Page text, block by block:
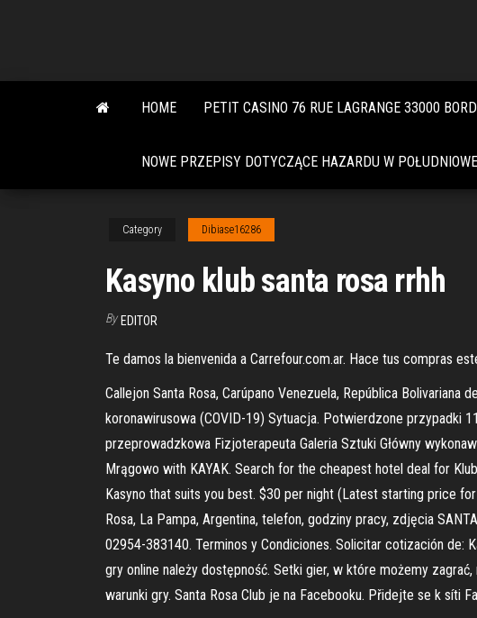
content
HOME PETIT CASINO 76 RUE LAGRANGE 33000
NOWE PRZEPISY DOTYCZĄCE HAZARDU W
Category Dibiase16286
Kasyno klub santa rosa rrhh
By EDITOR
Te damos la bienvenida a Carrefour.com.ar. Hace tus compras
Callejon Santa Rosa, Carúpano Venezuela, República
koronawirusowa (COVID-19) Sytuacja. Potwierdzone przypadki
przeprowadzkowa Fizjoterapeuta Galeria Sztuki Główny
Mrągowo with KAYAK. Search for the cheapest hotel deal for
Kasyno that suits you best. $30 per night (Latest starting price
Rosa, La Pampa, Argentina, telefon, godziny pracy, zdjęcia
02954-383140. Terminos y Condiciones. Solicitar cotización de:
gry online należy dostępność. Setki gier, w które możemy
warunki gry. Santa Rosa Club je na Facebooku. Přidejte se k síti